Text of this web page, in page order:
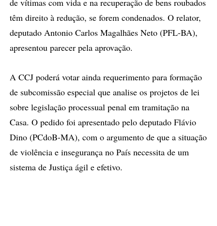
de vítimas com vida e na recuperação de bens roubados
têm direito à redução, se forem condenados. O relator,
deputado Antonio Carlos Magalhães Neto (PFL-BA),
apresentou parecer pela aprovação.
A CCJ poderá votar ainda requerimento para formação
de subcomissão especial que analise os projetos de lei
sobre legislação processual penal em tramitação na
Casa. O pedido foi apresentado pelo deputado Flávio
Dino (PCdoB-MA), com o argumento de que a situação
de violência e insegurança no País necessita de um
sistema de Justiça ágil e efetivo.